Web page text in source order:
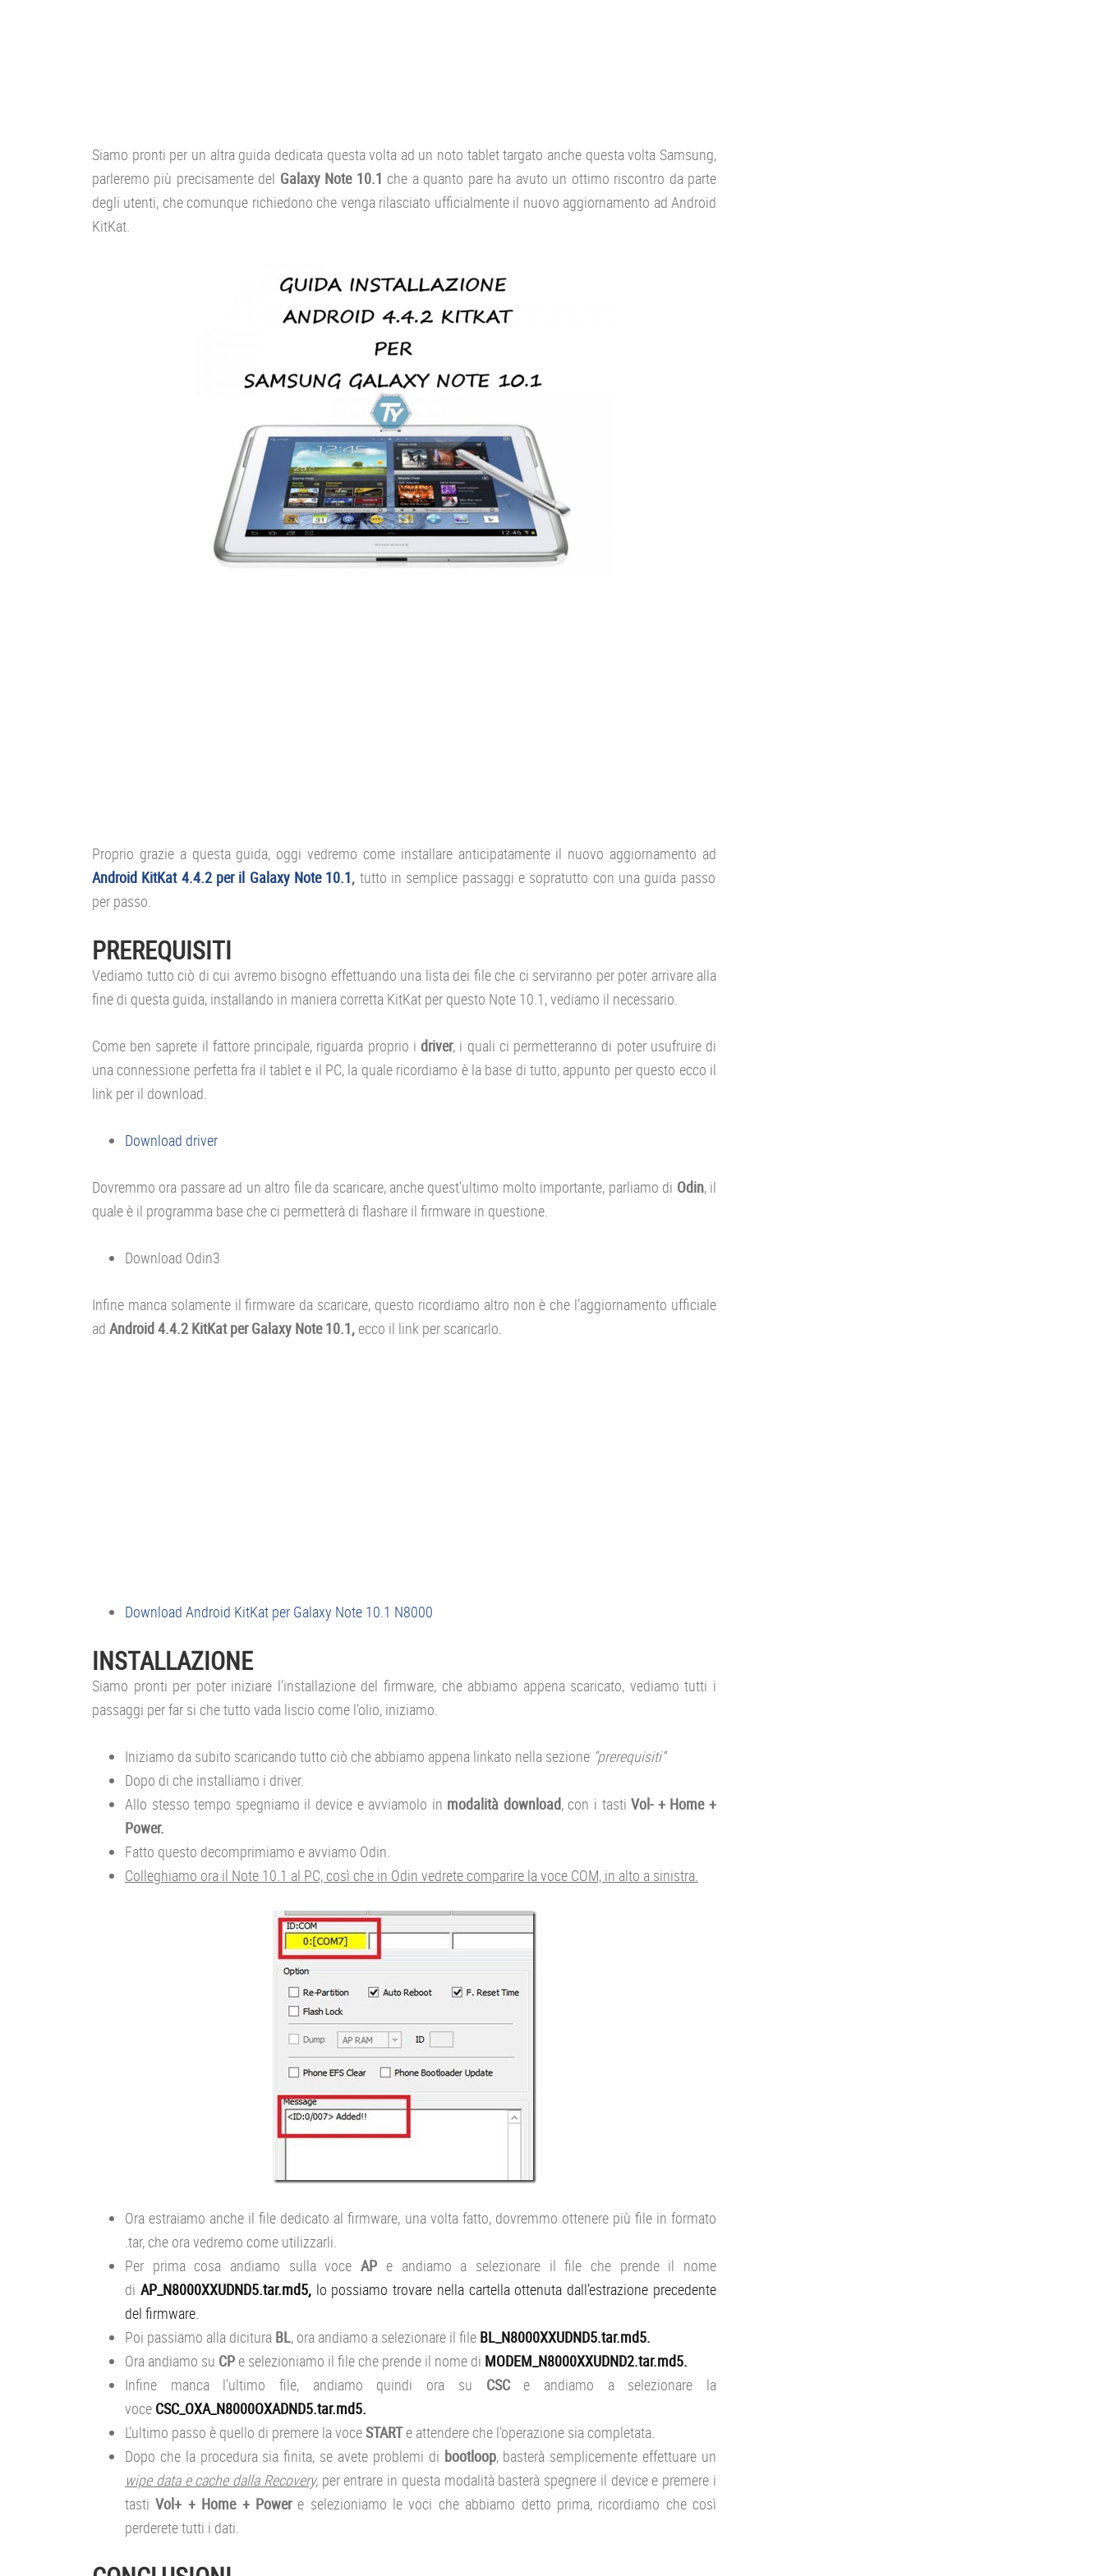
Siamo pronti per un altra guida dedicata questa volta ad un noto tablet targato anche questa volta Samsung,
parleremo più precisamente del Galaxy Note 10.1 che a quanto pare ha avuto un ottimo riscontro da parte
degli utenti, che comunque richiedono che venga rilasciato ufficialmente il nuovo aggiornamento ad Android
KitKat.
Proprio grazie a questa guida, oggi vedremo come installare anticipatamente il nuovo aggiornamento ad
Android KitKat 4.4.2 per il Galaxy Note 10.1, tutto in semplice passaggi e sopratutto con una guida passo
per passo.
PREREQUISITI
Vediamo tutto ciò di cui avremo bisogno effettuando una lista dei file che ci serviranno per poter arrivare alla
fine di questa guida, installando in maniera corretta KitKat per questo Note 10.1, vediamo il necessario.
Come ben saprete il fattore principale, riguarda proprio idriver, i quali ci permetteranno di poter usufruire di
una connessione perfetta fra il tablet e il PC, la quale ricordiamo è la base di tutto, appunto per questo ecco il
link per il download.
Download driver
Dovremmo ora passare ad un altro file da scaricare, anche quest’ultimo molto importante, parliamo di Odin, il
quale è il programma base che ci permetterà di flashare il firmware in questione.
Download Odin3
Infine manca solamente il firmware da scaricare, questo ricordiamo altro non è che l’aggiornamento ufficiale
ad Android 4.4.2 KitKat per Galaxy Note 10.1, ecco il link per scaricarlo.
Download Android KitKat per Galaxy Note 10.1 N8000
INSTALLAZIONE
Siamo pronti per poter iniziare l’installazione del firmware, che abbiamo appena scaricato, vediamo tutti i
passaggi per far si che tutto vada liscio come l’olio, iniziamo.
Iniziamo da subito scaricando tutto ciò che abbiamo appena linkato nella sezione “prerequisiti”
Dopo di che installiamo i driver.
Allo stesso tempo spegniamo il device e avviamolo in modalità download, con i tastiVol- + Home +
Power.
Fatto questo decomprimiamo e avviamo Odin.
Colleghiamo ora il Note 10.1 al PC, così che in Odin vedrete comparire la voce COM, in alto a sinistra.
Ora estraiamo anche il file dedicato al firmware, una volta fatto, dovremmo ottenere più file in formato
.tar, che ora vedremo come utilizzarli.
Per prima cosa andiamo sulla voceAP e andiamo a selezionare il file che prende il nome
di AP_N8000XXUDND5.tar.md5, lo possiamo trovare nella cartella ottenuta dall’estrazione precedente
del firmware.
Poi passiamo alla dicitura BL, ora andiamo a selezionare il file BL_N8000XXUDND5.tar.md5.
Ora andiamo su CP e selezioniamo il file che prende il nome di MODEM_N8000XXUDND2.tar.md5.
Infine manca l’ultimo file, andiamo quindi ora su CSCe andiamo a selezionare la
voce CSC_OXA_N8000OXADND5.tar.md5.
L’ultimo passo è quello di premere la voce STARTe attendere che l’operazione sia completata.
Dopo che la procedura sia finita, se avete problemi di bootloop, basterà semplicemente effettuare un
wipe data e cache dalla Recovery,per entrare in questa modalità basterà spegnere il device e premere i
tastiVol+ + Home + Powere selezioniamo le voci che abbiamo detto prima, ricordiamo che così
perderete tutti i dati.